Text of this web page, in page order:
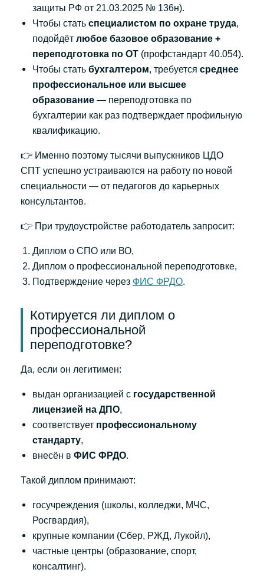
защиты РФ от 21.03.2025 № 136н).
Чтобы стать специалистом по охране труда,
подойдёт любое базовое образование +
переподготовка по ОТ (профстандарт 40.054).
Чтобы стать бухгалтером, требуется среднее
профессиональное или высшее
образование — переподготовка по
бухгалтерии как раз подтверждает профильную
квалификацию.
👉 Именно поэтому тысячи выпускников ЦДО
СПТ успешно устраиваются на работу по новой
специальности — от педагогов до карьерных
консультантов.
👉 При трудоустройстве работодатель запросит:
Диплом о СПО или ВО,
Диплом о профессиональной переподготовке,
Подтверждение через ФИС ФРДО.
Котируется ли диплом о
профессиональной
переподготовке?
Да, если он легитимен:
выдан организацией с государственной
лицензией на ДПО,
соответствует профессиональному
стандарту,
внесён в ФИС ФРДО.
Такой диплом принимают:
госучреждения (школы, колледжи, МЧС,
Росгвардия),
крупные компании (Сбер, РЖД, Лукойл),
частные центры (образование, спорт,
консалтинг).